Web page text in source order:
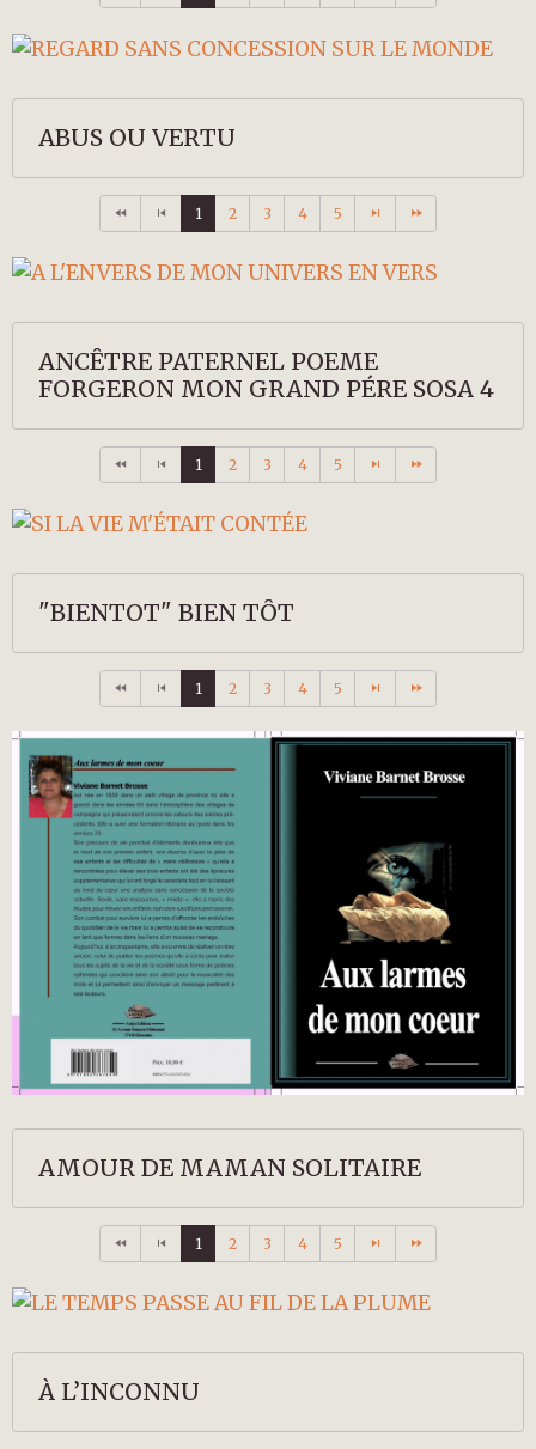
ABUS OU VERTU
1 2 3 4 5
ANCÊTRE PATERNEL POEME
FORGERON MON GRAND PÉRE SOSA 4
1 2 3 4 5
"BIENTOT" BIEN TÔT
1 2 3 4 5
AMOUR DE MAMAN SOLITAIRE
1 2 3 4 5
À L’INCONNU